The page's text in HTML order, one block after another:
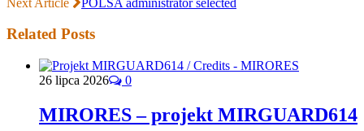
Related Posts
26 lipca 2026 0
MIRORES – projekt MIRGUARD614